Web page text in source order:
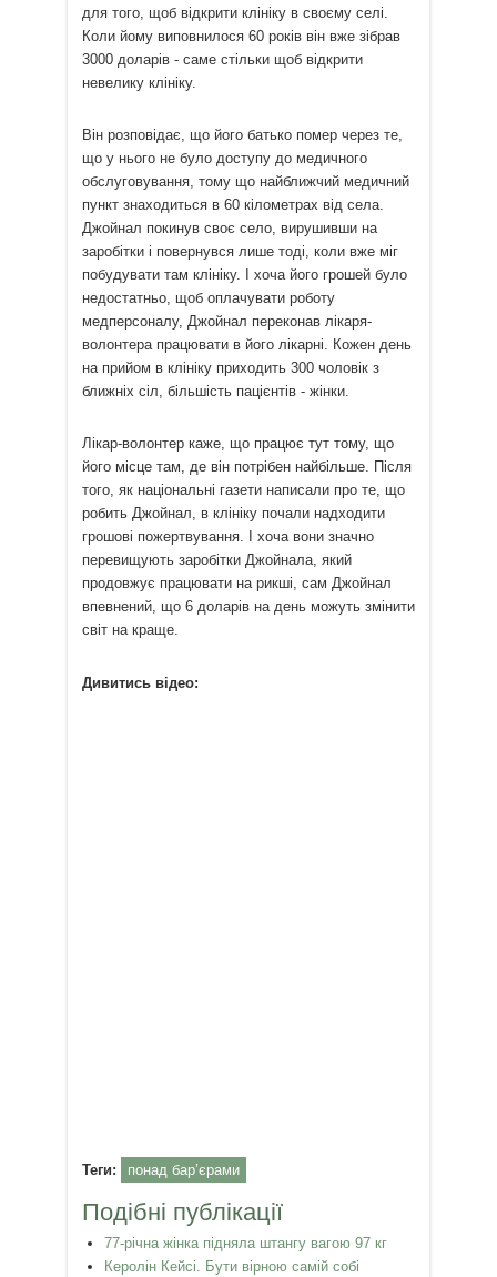
для того, щоб відкрити клініку в своєму селі.
Коли йому виповнилося 60 років він вже зібрав
3000 доларів - саме стільки щоб відкрити
невелику клініку.
Він розповідає, що його батько помер через те,
що у нього не було доступу до медичного
обслуговування, тому що найближчий медичний
пункт знаходиться в 60 кілометрах від села.
Джойнал покинув своє село, вирушивши на
заробітки і повернувся лише тоді, коли вже міг
побудувати там клініку.
І хоча його грошей було
недостатньо, щоб оплачувати роботу
медперсоналу, Джойнал переконав лікаря-
волонтера працювати в його лікарні. Кожен день
на прийом в клініку приходить 300 чоловік з
ближніх сіл, більшість пацієнтів - жінки.
Лікар-волонтер каже, що працює тут тому, що
його місце там, де він потрібен найбільше. Після
того, як національні газети написали про те, що
робить Джойнал, в клініку почали надходити
грошові пожертвування.
І хоча вони значно
перевищують заробітки Джойнала, який
продовжує працювати на рикші, сам Джойнал
впевнений, що 6 доларів на день можуть змінити
світ на краще.
Дивитись відео:
Теги: понад бар’єрами
Подібні публікації
77-річна жінка підняла штангу вагою 97 кг
Керолін Кейсі. Бути вірною самій собі